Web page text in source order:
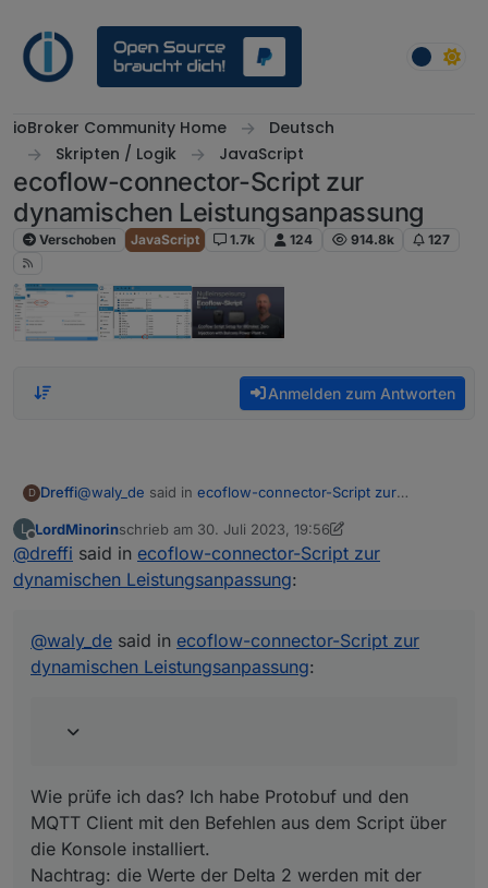
ioBroker Community Home
Deutsch
Skripten / Logik
JavaScript
ecoflow-connector-Script zur
dynamischen Leistungsanpassung
Verschoben JavaScript 1.7k 124 914.8k 127
Anmelden zum Antworten
D Dreffi@waly_de said in ecoflow-connector-Script zur
definition von protoSource2 vorhanden und
vollständig ?
Wie prüfe ich das? Ich habe Protobuf und den MQTT
installiert.
Nachtrag: die Werte der Delta 2 werden mit der aktuellen
Version des Scripts aktualisiert. Die Werte des
L
Offline
LordMinorinschrieb am 30. Juli 2023, 19:56
zuletzt editiert von LordMinorin
@dreffi said in ecoflow-connector-Script zur
dynamischen Leistungsanpassung:
@waly_de said in ecoflow-connector-Script zur
dynamischen Leistungsanpassung:
Wie prüfe ich das? Ich habe Protobuf und den
MQTT Client mit den Befehlen aus dem Script über
die Konsole installiert.
Nachtrag: die Werte der Delta 2 werden mit der